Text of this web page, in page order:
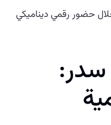
حضور رقمي ديناميكي